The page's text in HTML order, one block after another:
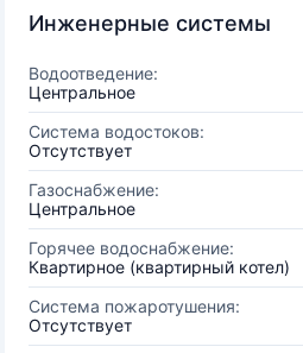
Инженерные системы
Водоотведение:
Центральное
Система водостоков:
Отсутствует
Газоснабжение:
Центральное
Горячее водоснабжение:
Квартирное (квартирный котел)
Система пожаротушения:
Отсутствует